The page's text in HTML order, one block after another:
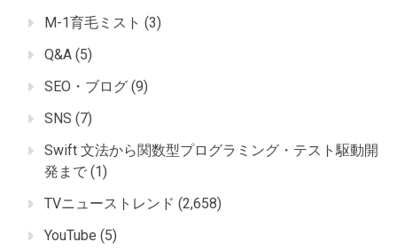
M-1育毛ミスト (3)
Q&A (5)
SEO・ブログ (9)
SNS (7)
Swift 文法から関数型プログラミング・テスト駆動開
発まで (1)
TVニューストレンド (2,658)
YouTube (5)